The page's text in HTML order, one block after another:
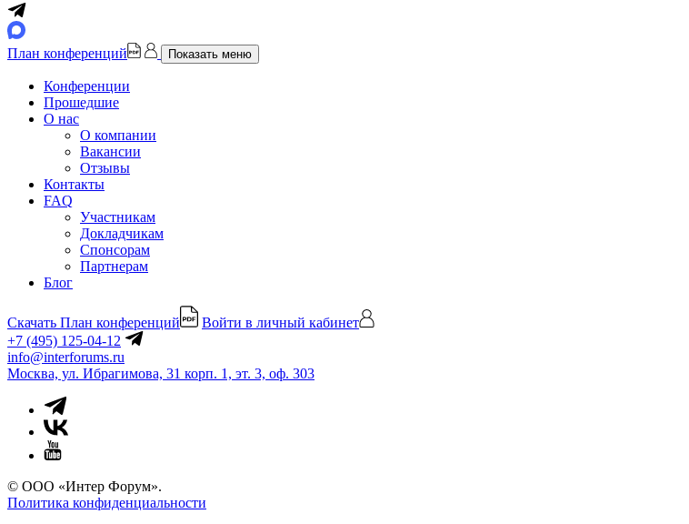
План конференций Показать меню
Конференции
Прошедшие
О нас
О компании
Вакансии
Отзывы
Контакты
FAQ
Участникам
Докладчикам
Спонсорам
Партнерам
Блог
Скачать План конференций
Войти в личный кабинет
+7 (495) 125-04-12
info@interforums.ru
Москва, ул. Ибрагимова, 31 корп. 1, эт. 3, оф. 303
© ООО «Интер Форум».
Политика конфиденциальности